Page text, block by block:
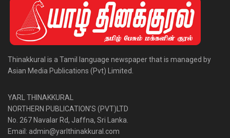
Thinakkural is a Tamil language newspaper that is managed by
Asian Media Publications (Pvt) Limited.
YARL THINAKKURAL
NORTHERN PUBLICATION’S (PVT)LTD
No. 267 Navalar Rd, Jaffna, Sri Lanka.
Email: admin@yarlthinakkural.com